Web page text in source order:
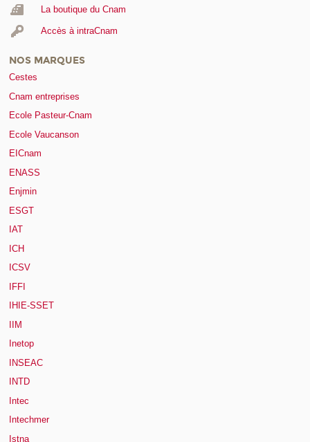
La boutique du Cnam
Accès à intraCnam
NOS MARQUES
Cestes
Cnam entreprises
Ecole Pasteur-Cnam
Ecole Vaucanson
EICnam
ENASS
Enjmin
ESGT
IAT
ICH
ICSV
IFFI
IHIE-SSET
IIM
Inetop
INSEAC
INTD
Intec
Intechmer
Istna